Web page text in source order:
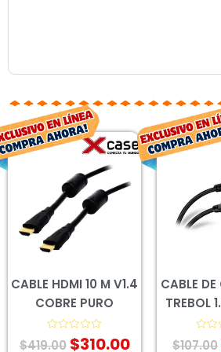
CABLE HDMI 10 M V1.4
COBRE PURO
Valorado
con
$419.00
El
precio
original
era:
$419.00.
$310.00
El
precio
actual
$310.00.
CABLE DE
TREBOL
con
$107.00